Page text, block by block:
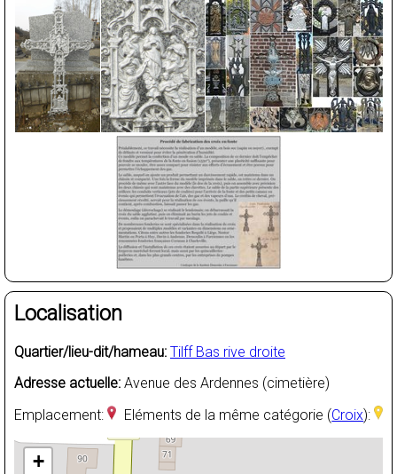
Localisation
Quartier/lieu-dit/hameau: Tilff Bas rive droite
Adresse actuelle: Avenue des Ardennes (cimetière)
Emplacement:
Eléments de la même catégorie (Croix):
+